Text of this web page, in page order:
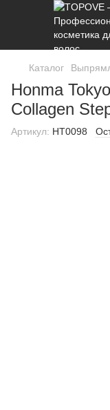
Каталог
Honma
Collagen
Артикул: HT0098